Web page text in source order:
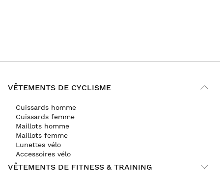
VÊTEMENTS DE CYCLISME
Cuissards homme
Cuissards femme
Maillots homme
Maillots femme
Lunettes vélo
Accessoires vélo
VÊTEMENTS DE FITNESS & TRAINING